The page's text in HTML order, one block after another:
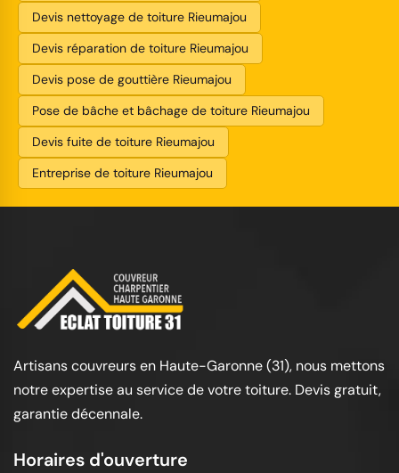
Devis nettoyage de toiture Rieumajou
Devis réparation de toiture Rieumajou
Devis pose de gouttière Rieumajou
Pose de bâche et bâchage de toiture Rieumajou
Devis fuite de toiture Rieumajou
Entreprise de toiture Rieumajou
Artisans couvreurs en Haute-Garonne (31), nous mettons
notre expertise au service de votre toiture. Devis gratuit,
garantie décennale.
Horaires d'ouverture